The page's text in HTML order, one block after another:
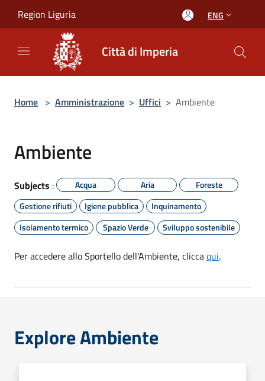
Region Liguria ENG
Città di Imperia
Home > Amministrazione > Uffici > Ambiente
Ambiente
Subjects : Acqua Aria
Foreste
Gestione rifiuti
Igiene pubblica
Inquinamento
Isolamento termico
Spazio Verde Sviluppo sostenibile
Per accedere allo Sportello dell'Ambiente, cliccaqui.
Explore Ambiente